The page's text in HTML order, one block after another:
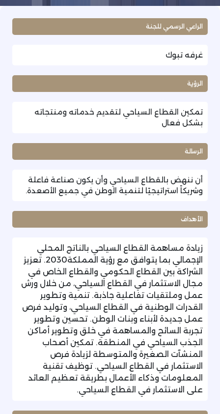
الراعي الرسمي للجنة
غرفه تبوك
الرؤية
تمكين القطاع السياحي لتقديم خدماته ومنتجاته
بشكل فعال
الرسالة
أن ننهض بالقطاع السياحي وأن يكون صناعة فاعلة
وشريكاً استراتيجيًا لتنمية الوطن في جميع الأصعدة.
الأهداف
زيادة مساهمة القطاع السياحي بالناتج المحلي
الإجمالي بما يتوافق مع رؤية المملكة2030. تعزيز
الشراكة بين القطاع الحكومي والقطاع الخاص في
مجال الاستثمار في القطاع السياحي، من خلال ورش
عمل وملتقيات تفاعلية جاذبة. تنمية وتطوير
القدرات الوطنية في القطاع السياحي، وتوليد فرص
عمل جديدة لأبناء وبنات الوطن. تحسين وتطوير
تجربة السائح والمساهمة في خلق وتطوير أماكن
الجذب السياحي في المنطقة. تمكين أصحاب
المنشآت الصغيرة والمتوسطة لزيادة فرص
الاستثمار في القطاع السياحي. توظيف تقنية
المعلومات وذكاء الأعمال بطريقة تعظيم العائد
على الاستثمار في القطاع السياحي.